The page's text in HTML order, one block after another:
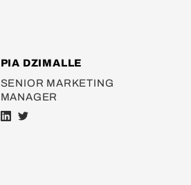
PIA DZIMALLE
SENIOR MARKETING
MANAGER